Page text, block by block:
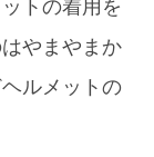
トの着用を
やまやまか
ルメットの